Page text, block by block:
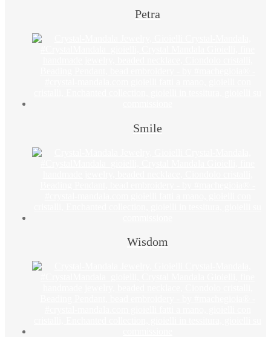
Petra
Smile
Wisdom